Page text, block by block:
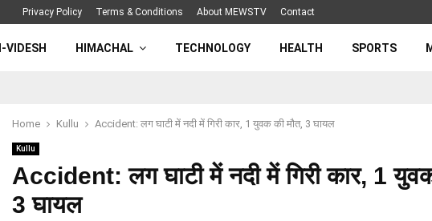
Privacy Policy Terms & Conditions About MEWSTV Contact
VIDESH HIMACHAL TECHNOLOGY HEALTH SPORTS
Home Kullu Accident: लग घाटी में नदी में गिरी कार, 1 युवक की मौत, 3 घायल
Kullu
Accident: लग घाटी में नदी में गिरी कार, 1
3 घायल